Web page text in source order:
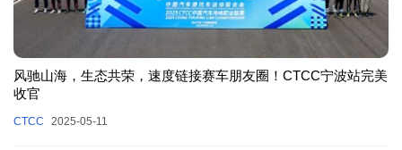
风驰山海，生态共荣，速度链接赛车朋友圈！CTCC宁波站完美
收官
CTCC 2025-05-11